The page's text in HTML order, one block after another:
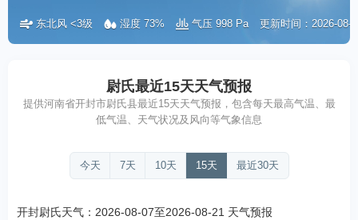
东北风 <3级 湿度 73% 气压 998 Pa 更新时间：2026-08-
尉氏最近15天天气预报
提供河南省开封市尉氏县最近15天天气预报，包含每天最高气温、最
低气温、天气状况及风向等气象信息
今天 7天 10天 15天 最近30天
开封尉氏天气：2026-08-07至2026-08-21 天气预报